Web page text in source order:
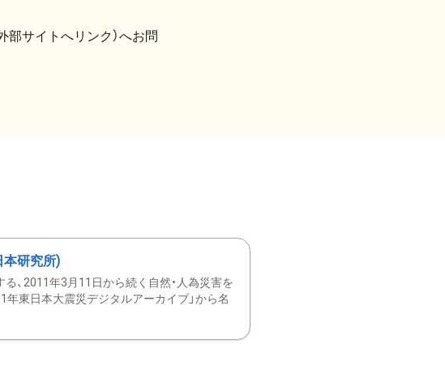
外部サイトへリンク）へお問
本研究所)
、2011年3月11日から続く自然・人為災害を
東日本大震災デジタルアーカイブ」から名